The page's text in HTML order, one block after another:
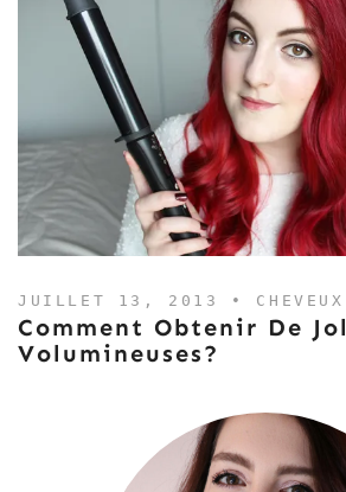
JUILLET 13, 2013 • CHEVEUX
Comment Obtenir De
Volumineuses?